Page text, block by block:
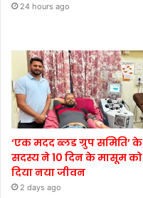
24 hours ago
‘एक मदद ब्लड ग्रुप समिति’ के
सदस्य ने 10 दिन के मासूम को
दिया नया जीवन
2 days ago